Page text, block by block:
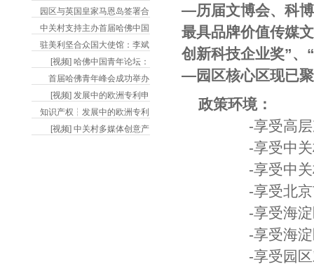
园区与英国皇家马恩岛签署合
中关村支持主办首届哈佛中国
驻美利坚合众国大使馆：李斌
[视频] 哈佛中国青年论坛：
首届哈佛青年峰会成功举办
[视频] 发展中的欧洲专利申
知识产权┆发展中的欧洲专利
[视频] 中关村多媒体创意产
―历届文博会、科
最具品牌价值传媒
创新科技企业奖”、
―园区核心区现已
政策环境：
-享受高层次人
-享受中关村国
-享受中关村国
-享受北京市
-享受海淀区鼓
-享受海淀区文
-享受园区对于